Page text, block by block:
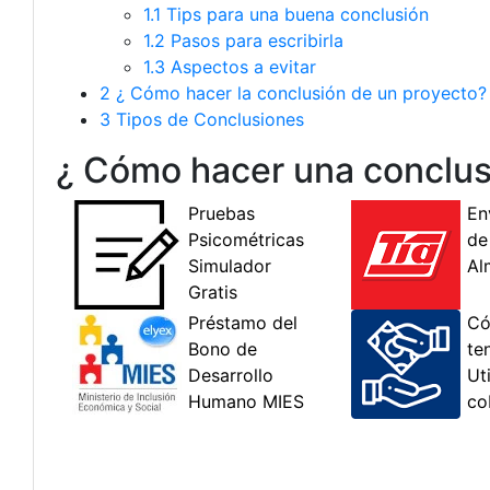
1.1 Tips para una buena conclusión
1.2 Pasos para escribirla
1.3 Aspectos a evitar
2 ¿ Cómo hacer la conclusión de un proyecto?
3 Tipos de Conclusiones
¿ Cómo hacer una